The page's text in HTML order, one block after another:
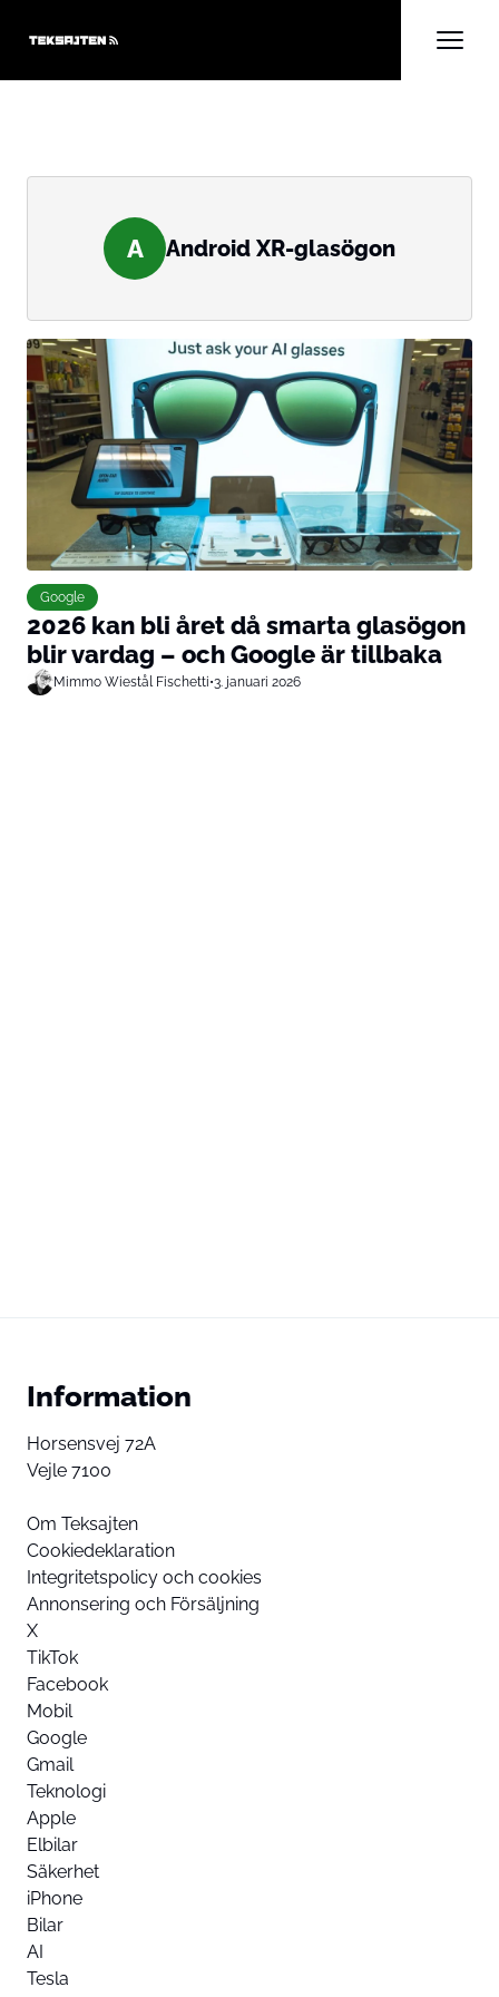
A Android XR-glasögon
Google
2026 kan bli året då smarta glasögon
blir vardag – och Google är tillbaka
Mimmo Wiestål Fischetti•3. januari 2026
Information
Horsensvej 72A
Vejle 7100
Om Teksajten
Cookiedeklaration
Integritetspolicy och cookies
Annonsering och Försäljning
X
TikTok
Facebook
Mobil
Google
Gmail
Teknologi
Apple
Elbilar
Säkerhet
iPhone
Bilar
AI
Tesla